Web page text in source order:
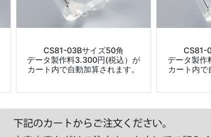
CS81-03Bサイズ50角
データ製作料3.300円(税込）が
カート内で自動加算されます。
CS81-
データ製
カート内で